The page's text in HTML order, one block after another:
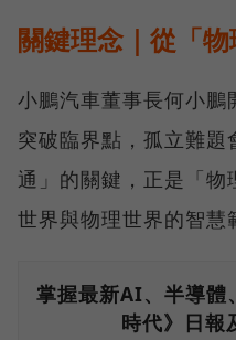
關鍵理念｜從「
小鵬汽車董事長何小鵬
突破臨界點，孤立難
通」的關鍵，正是「
世界與物理世界的智慧
掌握最新AI、半導體
時代》日報